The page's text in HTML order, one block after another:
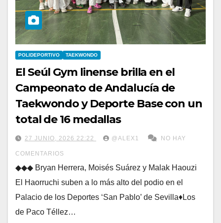
POLIDEPORTIVO TAEKWONDO
El Seúl Gym linense brilla en el
Campeonato de Andalucía de
Taekwondo y Deporte Base con un
total de 16 medallas
27 JUNIO, 2026 22:22 @ALEX1 NO HAY
COMENTARIOS
◆◆◆ Bryan Herrera, Moisés Suárez y Malak Haouzi
El Haorruchi suben a lo más alto del podio en el
Palacio de los Deportes ‘San Pablo’ de Sevilla♦Los
de Paco Téllez…